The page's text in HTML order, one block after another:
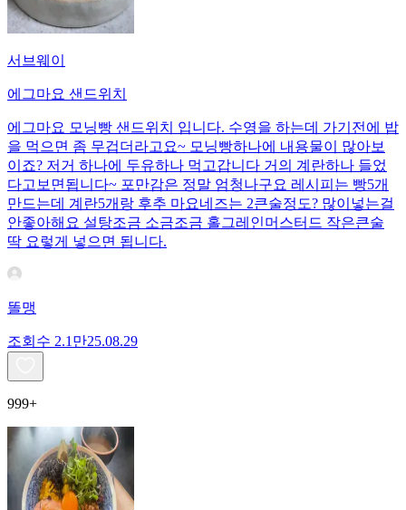
서브웨이
에그마요 샌드위치
에그마요 모닝빵 샌드위치 입니다. 수영을 하는데 가기전에 밥
을 먹으면 좀 무겁더라고요~ 모닝빵하나에 내용물이 많아보
이죠? 저거 하나에 두유하나 먹고갑니다 거의 계란하나 들었
다고보면됩니다~ 포만감은 정말 엄청나구요 레시피는 빵5개
만드는데 계란5개랑 후추 마요네즈는 2큰술정도? 많이넣는걸
안좋아해요 설탕조금 소금조금 홀그레인머스터드 작은큰술
딱 요렇게 넣으면 됩니다.
똘맹
조회수 2.1만25.08.29
999+